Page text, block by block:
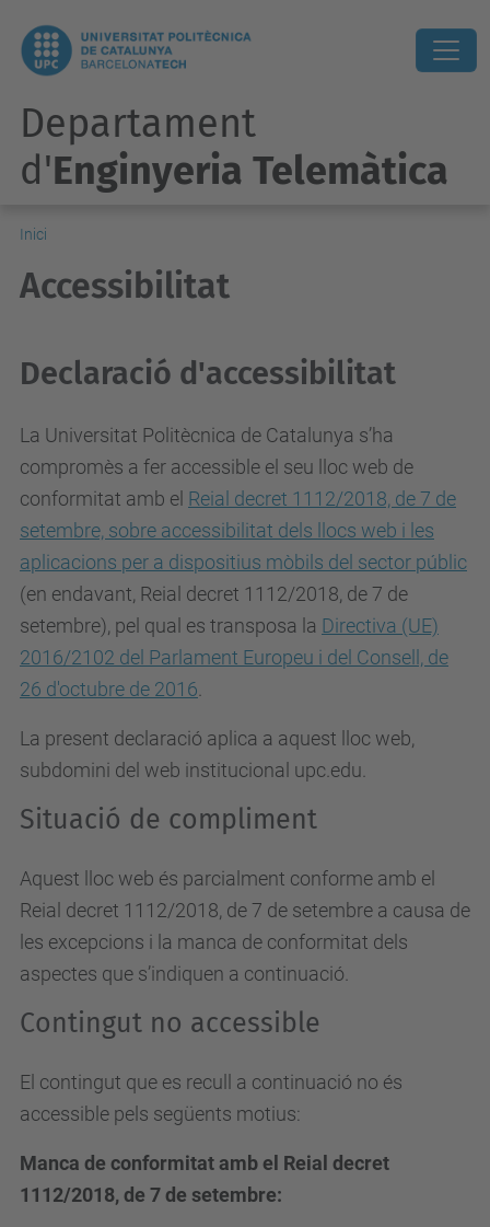
Departament
d'Enginyeria Telemàtica
Inici
Accessibilitat
Declaració d'accessibilitat
La Universitat Politècnica de Catalunya s’ha
compromès a fer accessible el seu lloc web de
conformitat amb el Reial decret 1112/2018, de 7 de
setembre, sobre accessibilitat dels llocs web i les
aplicacions per a dispositius mòbils del sector públic
(en endavant, Reial decret 1112/2018, de 7 de
setembre), pel qual es transposa la Directiva (UE)
2016/2102 del Parlament Europeu i del Consell, de
26 d'octubre de 2016
La present declaració aplica a aquest lloc web,
subdomini del web institucional upc.edu.
Situació de compliment
Aquest lloc web és parcialment conforme amb el
Reial decret 1112/2018, de 7 de setembre a causa de
les excepcions i la manca de conformitat dels
aspectes que s’indiquen a continuació.
Contingut no accessible
El contingut que es recull a continuació no és
accessible pels següents motius:
Manca de conformitat amb el Reial decret
1112/2018, de 7 de setembre: